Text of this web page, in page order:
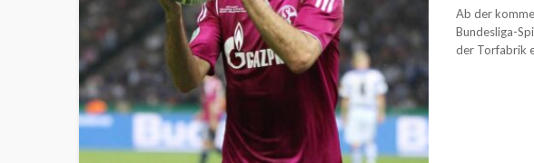
Ab der
Bundesliga-
der Torfabrik